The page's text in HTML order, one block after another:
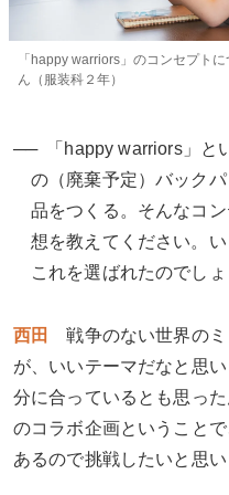
「happy warriors」のコンセプト
ん（服装科２年）
「happy warriors」と
の（廃棄予定）バック
品をつくる。そんなコ
想を教えてください。
これを選ばれたのでしょ
西田
戦争のない世界のミ
が、いいテーマだなと思
分に合っているとも思っ
のコラボ企画ということ
あるので挑戦したいと思い